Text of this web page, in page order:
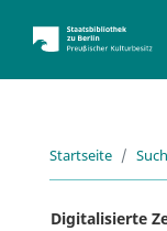
Startseite
Digitalisierte